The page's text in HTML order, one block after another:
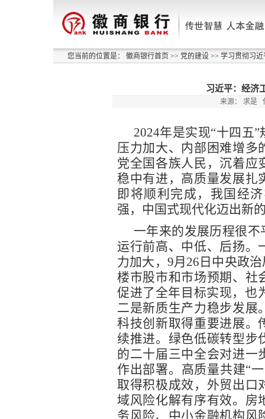
您当前的位置是： 徽商银行首页 >> 党的建设 >> 学习贯彻习
习近平：经济
来源： 求是